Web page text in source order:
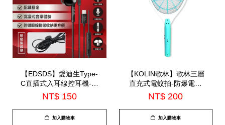
【EDSDS】愛迪生Type-
C直插式入耳線控耳機-內
建麥克風(EDS-C538)
NT$ 150
加入購物車
【KOLIN歌林】歌林三層
直充式電蚊拍-防爆電容
(KEM-HCB02)
NT$ 200
加入購物車